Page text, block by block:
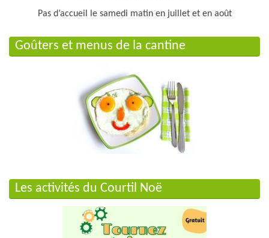
Pas d’accueil le samedi matin en juillet et en août
Goûters et menus de la cantine
Les activités du Courtil Noë